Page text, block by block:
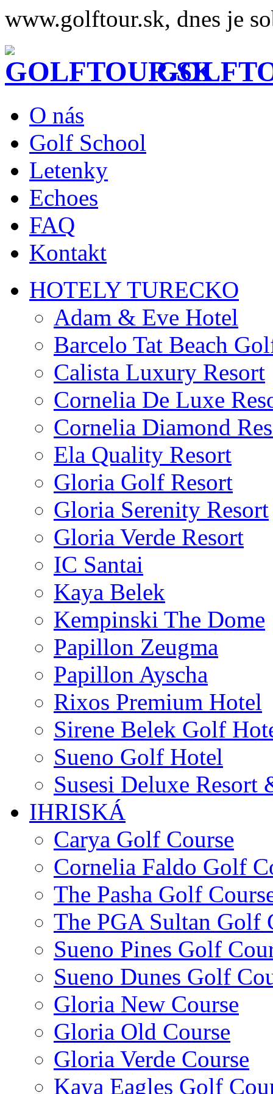
www.golftour.sk, dnes je
O nás
Golf School
Letenky
Echoes
FAQ
Kontakt
HOTELY TURECKO
Adam & Eve Hotel
Barcelo Tat Beach
Calista Luxury Resort
Cornelia De Luxe
Cornelia Diamond
Ela Quality Resort
Gloria Golf Resort
Gloria Serenity Resort
Gloria Verde Resort
IC Santai
Kaya Belek
Kempinski The Dome
Papillon Zeugma
Papillon Ayscha
Rixos Premium Hotel
Sirene Belek Golf
Sueno Golf Hotel
Susesi Deluxe Resort
IHRISKÁ
Carya Golf Course
Cornelia Faldo Golf
The Pasha Golf
The PGA Sultan Golf
Sueno Pines Golf
Sueno Dunes Golf
Gloria New Course
Gloria Old Course
Gloria Verde Course
Kaya Eagles Golf